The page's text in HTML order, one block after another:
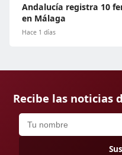
Andalucía registra 10
en Málaga
Hace 1 días
Recibe las noticias